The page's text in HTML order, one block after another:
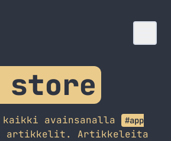
store
avainsanalla
#app
artikkelit. Artikkeleita